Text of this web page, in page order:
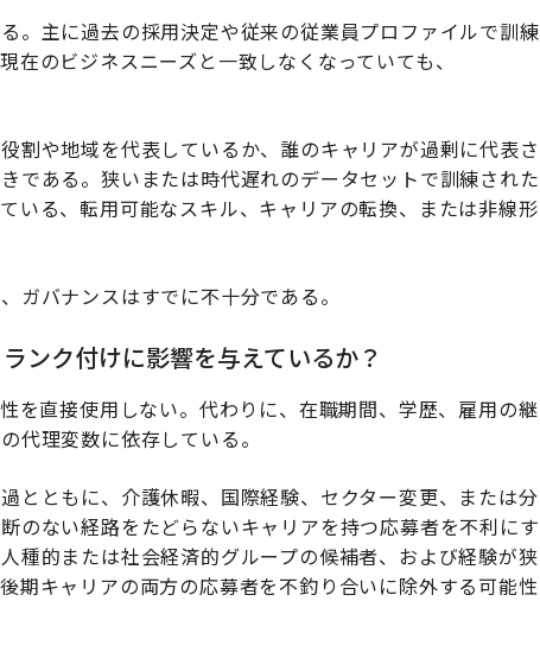
。主に過去の採用決定や従来の従業員プロファイルで訓練
のビジネスニーズと一致しなくなっていても、
割や地域を代表しているか、誰のキャリアが過剰に代表さ
である。狭いまたは時代遅れのデータセットで訓練された
いる、転用可能なスキル、キャリアの転換、または非線形
ガバナンスはすでに不十分である。
ンク付けに影響を与えているか？
を直接使用しない。代わりに、在職期間、学歴、雇用の継
代理変数に依存している。
とともに、介護休暇、国際経験、セクター変更、または分
のない経路をたどらないキャリアを持つ応募者を不利にす
種的または社会経済的グループの候補者、および経験が狭
期キャリアの両方の応募者を不釣り合いに除外する可能性